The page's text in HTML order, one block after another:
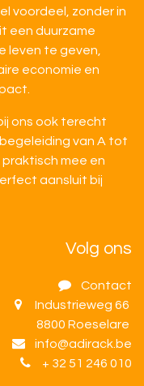
voordeel, zonder in
een duurzame
leven te geven,
economie en
ons ook terecht
van A tot
praktisch mee en
aansluit bij
Volg ons
Contact
Industrieweg 66
8800 Roeselare
info@adirack.be
+ 32 51 246 010